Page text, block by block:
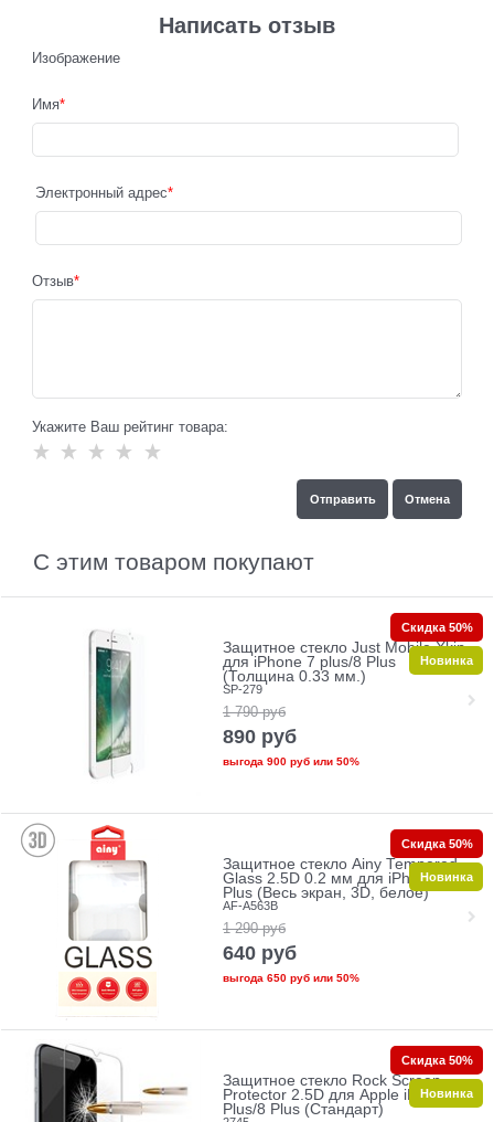
Написать отзыв
Изображение
Имя
Электронный адрес
Отзыв
Укажите Ваш рейтинг товара:
С этим товаром покупают
Защитное стекло Just Mobile Xkin
для iPhone 7 plus/8 Plus
(Толщина 0.33 мм.)
SP-279
1 790 руб
890 руб
выгода 900 рубили 50%
Скидка 50%
Новинка
Защитное стекло Ainy Tempered
Glass 2.5D 0.2 мм для iPhone 7
Plus (Весь экран, 3D, белое)
AF-A563B
1 290 руб
640 руб
выгода 650 рубили 50%
Скидка 50%
Новинка
Защитное стекло Rock Screen
Protector 2.5D для Apple iPhone 7
Plus/8 Plus (Стандарт)
Скидка 50%
Новинка